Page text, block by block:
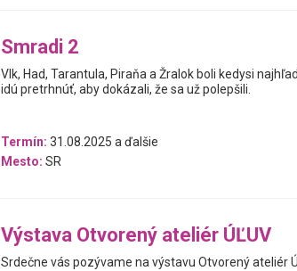
Smradi 2
Vlk, Had, Tarantula, Piraňa a Žralok boli kedysi
idú pretrhnúť, aby dokázali, že sa už polepšili.
Termín: 31.08.2025 a ďalšie
Mesto: SR
Výstava Otvorený ateliér ÚĽUV
Srdečne vás pozývame na výstavu Otvorený ateliér